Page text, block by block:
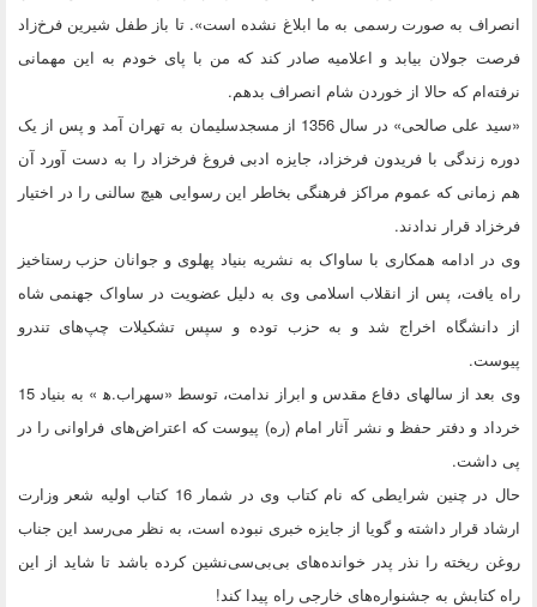
انصراف به صورت رسمی به ما ابلاغ نشده است». تا باز طفل شیرین فرخ‌زاد
فرصت جولان بیابد و اعلامیه صادر کند که من با پای خودم به این مهمانی
نرفته‌ام که حالا از خوردن شام انصراف بدهم.
«سید علی صالحی» در سال 1356 از مسجدسلیمان به تهران آمد و پس از یک
دوره زندگی با فریدون فرخزاد، جایزه ادبی فروغ فرخزاد را به دست آورد آن
هم زمانی که عموم مراکز فرهنگی بخاطر این رسوایی هیچ سالنی را در اختیار
فرخزاد قرار ندادند.
وی در ادامه همکاری با ساواک به نشریه بنیاد پهلوی و جوانان حزب رستاخیز
راه یافت، پس از انقلاب اسلامی وی به دلیل عضویت در ساواک جهنمی شاه
از دانشگاه اخراج شد و به حزب توده و سپس تشکیلات چپ‌های تندرو
پیوست.
وی بعد از سالهای دفاع مقدس و ابراز ندامت، توسط «سهراب.ه‍ » به بنیاد 15
خرداد و دفتر حفظ و نشر آثار امام (ره) پیوست که اعتراض‌های فراوانی را در
پی داشت.
حال در چنین شرایطی که نام کتاب وی در شمار 16 کتاب اولیه شعر وزارت
ارشاد قرار داشته و گویا از جایزه خبری نبوده است، به نظر می‌رسد این جناب
روغن ریخته را نذر پدر خوانده‌های بی‌بی‌سی‌نشین کرده باشد تا شاید از این
راه کتابش به جشنواره‌های خارجی راه پیدا کند!